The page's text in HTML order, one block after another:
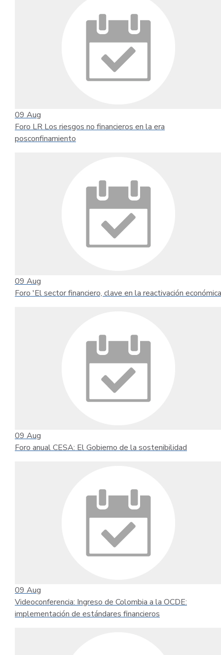
09 Aug
Foro LR Los riesgos no financieros en la era
posconfinamiento
09 Aug
Foro 'El sector financiero, clave en la reactivación
09 Aug
Foro anual CESA: El Gobierno de la sostenibilidad
09 Aug
Videoconferencia: Ingreso de Colombia a la OCDE:
implementación de estándares financieros